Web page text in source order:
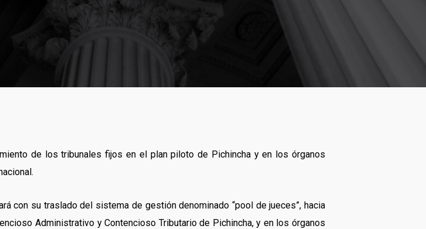
de los tribunales fijos en el plan piloto de Pichincha y en los órganos
con su traslado del sistema de gestión denominado “pool de jueces”, hacia
Administrativo y Contencioso Tributario de Pichincha, y en los órganos